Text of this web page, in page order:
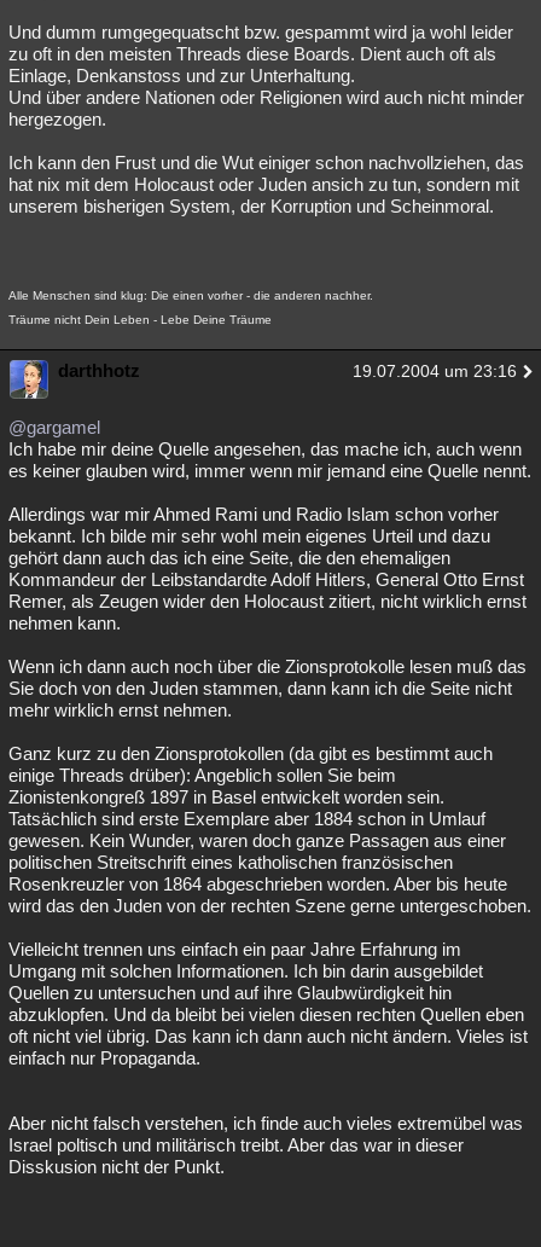
Und dumm rumgegequatscht bzw. gespammt wird ja wohl leider
zu oft in den meisten Threads diese Boards. Dient auch oft als
Einlage, Denkanstoss und zur Unterhaltung.
Und über andere Nationen oder Religionen wird auch nicht minder
hergezogen.
Ich kann den Frust und die Wut einiger schon nachvollziehen, das
hat nix mit dem Holocaust oder Juden ansich zu tun, sondern mit
unserem bisherigen System, der Korruption und Scheinmoral.
Alle Menschen sind klug: Die einen vorher - die anderen nachher.
Träume nicht Dein Leben - Lebe Deine Träume
darthhotz 19.07.2004 um 23:16
@gargamel
Ich habe mir deine Quelle angesehen, das mache ich, auch wenn
es keiner glauben wird, immer wenn mir jemand eine Quelle nennt.
Allerdings war mir Ahmed Rami und Radio Islam schon vorher
bekannt. Ich bilde mir sehr wohl mein eigenes Urteil und dazu
gehört dann auch das ich eine Seite, die den ehemaligen
Kommandeur der Leibstandardte Adolf Hitlers, General Otto Ernst
Remer, als Zeugen wider den Holocaust zitiert, nicht wirklich ernst
nehmen kann.
Wenn ich dann auch noch über die Zionsprotokolle lesen muß das
Sie doch von den Juden stammen, dann kann ich die Seite nicht
mehr wirklich ernst nehmen.
Ganz kurz zu den Zionsprotokollen (da gibt es bestimmt auch
einige Threads drüber): Angeblich sollen Sie beim
Zionistenkongreß 1897 in Basel entwickelt worden sein.
Tatsächlich sind erste Exemplare aber 1884 schon in Umlauf
gewesen. Kein Wunder, waren doch ganze Passagen aus einer
politischen Streitschrift eines katholischen französischen
Rosenkreuzler von 1864 abgeschrieben worden. Aber bis heute
wird das den Juden von der rechten Szene gerne untergeschoben.
Vielleicht trennen uns einfach ein paar Jahre Erfahrung im
Umgang mit solchen Informationen. Ich bin darin ausgebildet
Quellen zu untersuchen und auf ihre Glaubwürdigkeit hin
abzuklopfen. Und da bleibt bei vielen diesen rechten Quellen eben
oft nicht viel übrig. Das kann ich dann auch nicht ändern. Vieles ist
einfach nur Propaganda.
Aber nicht falsch verstehen, ich finde auch vieles extremübel was
Israel poltisch und militärisch treibt. Aber das war in dieser
Disskusion nicht der Punkt.